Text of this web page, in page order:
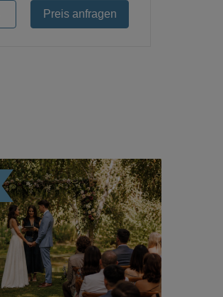
Preis anfragen
Loading...